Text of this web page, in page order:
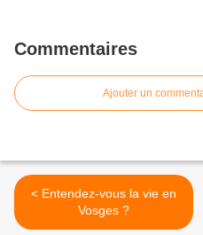
Commentaires
Ajouter un
< Entendez-vous la vie en
Vosges ?